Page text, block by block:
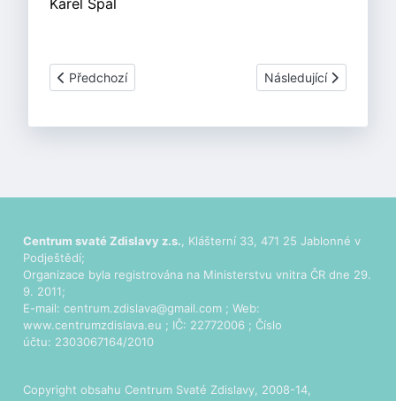
Karel Spal
Předchozí článek: Novinky - Květen 2019
Předchozí Další článek: Novinky
Následující
Centrum svaté Zdislavy z.s., Klášterní 33, 471 25 Jablonné v
Podještědí;
Organizace byla registrována na Ministerstvu vnitra ČR dne 29.
9. 2011;
E-mail: centrum.zdislava@gmail.com ; Web:
www.centrumzdislava.eu ; IČ: 22772006 ; Číslo
účtu: 2303067164/2010
Copyright obsahu Centrum Svaté Zdislavy, 2008-14,